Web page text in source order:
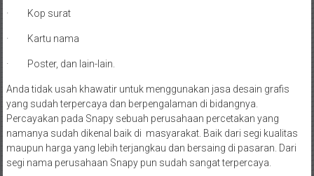
· Kop surat
· Kartu nama
· Poster, dan lain-lain.
Anda tidak usah khawatir untuk menggunakan jasa desain grafis
yang sudah terpercaya dan berpengalaman di bidangnya.
Percayakan pada Snapy sebuah perusahaan percetakan yang
namanya sudah dikenal baik di masyarakat. Baik dari segi kualitas
maupun harga yang lebih terjangkau dan bersaing di pasaran. Dari
segi nama perusahaan Snapy pun sudah sangat terpercaya.